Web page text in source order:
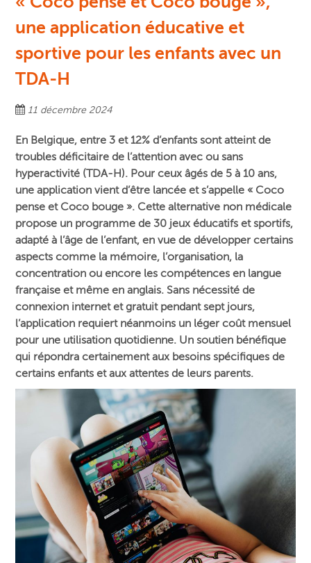
une application éducative et
sportive pour les enfants avec un
TDA-H
11 décembre 2024
En Belgique, entre 3 et 12% d’enfants sont atteint de
troubles déficitaire de l’attention avec ou sans
hyperactivité (TDA-H). Pour ceux âgés de 5 à 10 ans,
une application vient d’être lancée et s’appelle « Coco
pense et Coco bouge ». Cette alternative non médicale
propose un programme de 30 jeux éducatifs et sportifs,
adapté à l’âge de l’enfant, en vue de développer certains
aspects comme la mémoire, l’organisation, la
concentration ou encore les compétences en langue
française et même en anglais. Sans nécessité de
connexion internet et gratuit pendant sept jours,
l’application requiert néanmoins un léger coût mensuel
pour une utilisation quotidienne. Un soutien bénéfique
qui répondra certainement aux besoins spécifiques de
certains enfants et aux attentes de leurs parents.